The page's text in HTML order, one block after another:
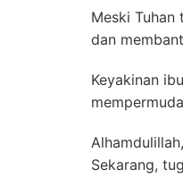
Meski
dan
Keyakinan
Sekarang,